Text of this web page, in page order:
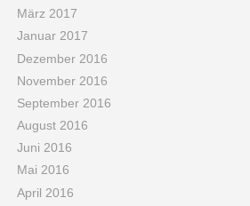
März 2017
Januar 2017
Dezember 2016
November 2016
September 2016
August 2016
Juni 2016
Mai 2016
April 2016